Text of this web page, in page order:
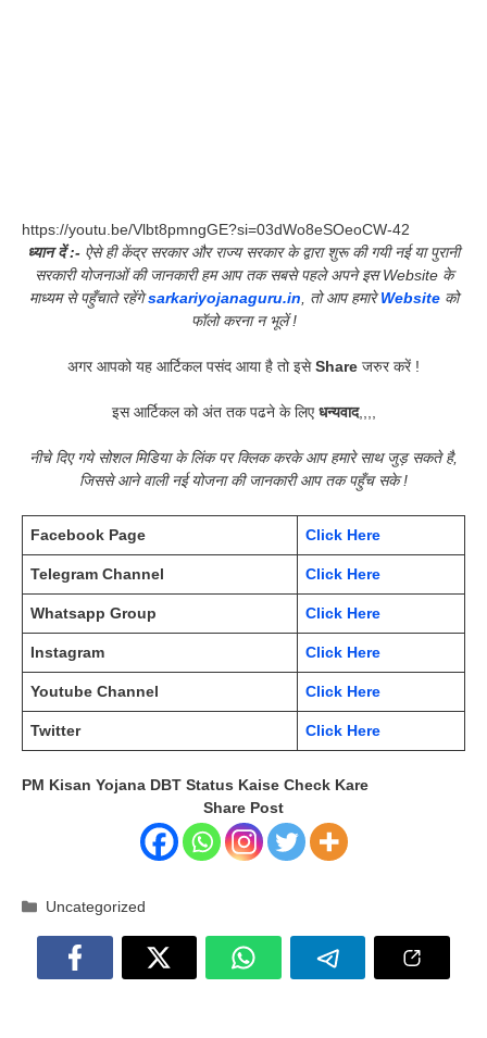
https://youtu.be/Vlbt8pmngGE?si=03dWo8eSOeoCW-42
ध्यान दें :- ऐसे ही केंद्र सरकार और राज्य सरकार के द्वारा शुरू की गयी नई या पुरानी
सरकारी योजनाओं की जानकारी हम आप तक सबसे पहले अपने इस Website के
माध्यम से पहुँचाते रहेंगेsarkariyojanaguru.in , तो आप हमारेWebsiteको
फॉलो करना न भूलें !
अगर आपको यह आर्टिकल पसंद आया है तो इसेShare जरुर करें !
इस आर्टिकल को अंत तक पढने के लिएधन्यवाद,,,,
नीचे दिए गये सोशल मिडिया के लिंक पर क्लिक करके आप हमारे साथ जुड़ सकते है,
जिससे आने वाली नई योजना की जानकारी आप तक पहुँच सके !
Facebook Page Click Here
Telegram Channel Click Here
Whatsapp Group Click Here
Instagram Click Here
Youtube Channel Click Here
Twitter Click Here
PM Kisan Yojana DBT Status Kaise Check Kare
Share Post
Categories
Uncategorized